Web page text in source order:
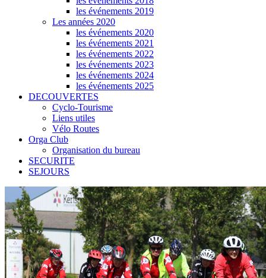
les événements 2019
Les années 2020
les événements 2020
les événements 2021
les événements 2022
les événements 2023
les événements 2024
les événements 2025
DECOUVERTES
Cyclo-Tourisme
Liens utiles
Vélo Routes
Orga Club
Organisation du bureau
SECURITE
SEJOURS